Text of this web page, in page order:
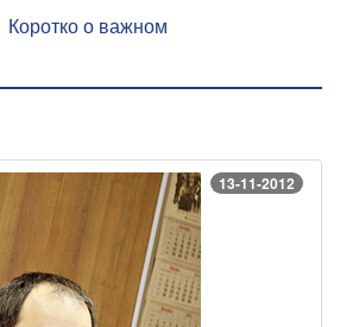
Коротко о важном
13-11-2012